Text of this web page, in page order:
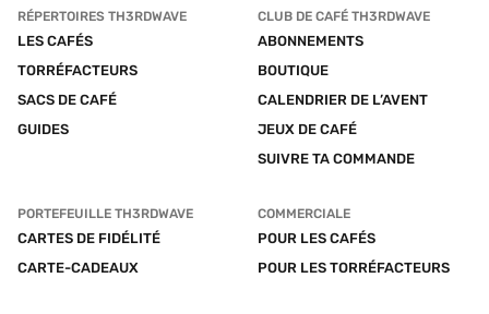
RÉPERTOIRES TH3RDWAVE
LES CAFÉS
TORRÉFACTEURS
SACS DE CAFÉ
GUIDES
CLUB DE CAFÉ TH3RDWAVE
ABONNEMENTS
BOUTIQUE
CALENDRIER DE L’AVENT
JEUX DE CAFÉ
SUIVRE TA COMMANDE
PORTEFEUILLE TH3RDWAVE
CARTES DE FIDÉLITÉ
CARTE-CADEAUX
COMMERCIALE
POUR LES CAFÉS
POUR LES TORRÉFACTEURS